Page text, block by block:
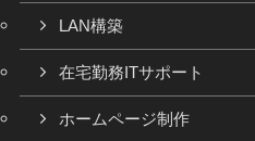
LAN構築
在宅勤務ITサポート
ホームページ制作